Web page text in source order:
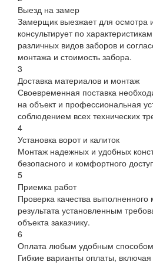
Выезд на замер
Замерщик выезжает для осмотра
консультирует по
различных видов заборов и
монтажа и стоимость забора.
3
Доставка материалов и монтаж
Своевременная поставка
на объект и профессиональная
соблюдением всех технических
4
Установка ворот и калиток
Монтаж надежных и удобных
безопасного и комфортного
5
Приемка работ
Проверка качества выполненного
результата установленным
объекта заказчику.
6
Оплата любым удобным способом
Гибкие варианты оплаты,